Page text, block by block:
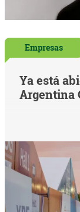
Empresas
Ya está
Argentina